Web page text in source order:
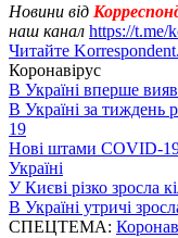
Новини від
наш канал https://t.me/
Читайте
Коронавірус
В Україні вперше
В Україні за тиждень
19
Нові штами COVID-19:
Україні
У Києві різко зросла
В Україні утричі
СПЕЦТЕМА: